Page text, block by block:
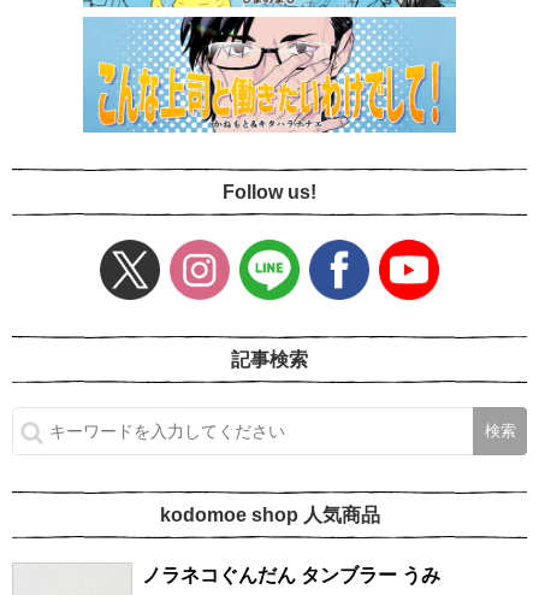
Follow us!
記事検索
kodomoe shop 人気商品
ノラネコぐんだん タンブラー うみ